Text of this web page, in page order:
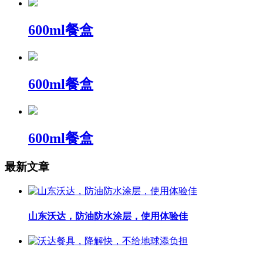
600ml餐盒
600ml餐盒
600ml餐盒
最新文章
山东沃达，防油防水涂层，使用体验佳